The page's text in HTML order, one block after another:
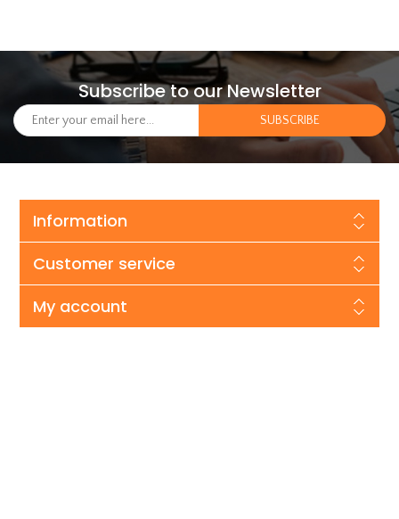
Subscribe to our Newsletter
Information
Customer service
My account